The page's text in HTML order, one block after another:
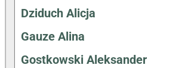
Dziduch Alicja
Gauze Alina
Gostkowski Aleksander